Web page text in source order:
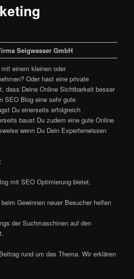
Seigwasser GmbH
einem kleinen oder
Oder hast eine private
dass Deine Online Sichtbarkeit besser
SEO Blog eine sehr gute
Du einerseits erfolgreich
baust Du zudem eine gute Online
wenn Du Dein Expertenwissen
mit SEO Optimierung bietet,
beim Gewinnen neuer Besucher helfen
der Suchmaschinen auf den
rund um das Thema. Wir erklären